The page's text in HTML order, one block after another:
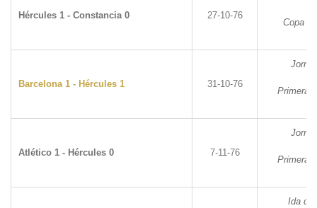
Hércules 1 - Constancia 0 27-10-76
Copa
Barcelona 1 - Hércules 1 31-10-76
Primera
Atlético 1 - Hércules 0 7-11-76
Primera
Ida de